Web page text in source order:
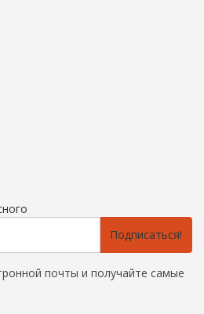
Подписаться!
почты и получайте самые